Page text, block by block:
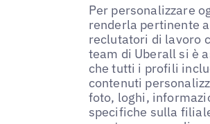
Per personalizzare
renderla pertinente
reclutatori di lavoro
team di Uberall si è
che tutti i profili
contenuti
foto, loghi,
specifiche sulla